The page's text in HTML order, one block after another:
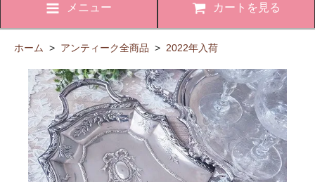
メニュー カートを見る
ホーム > アンティーク全商品 > 2022年入荷